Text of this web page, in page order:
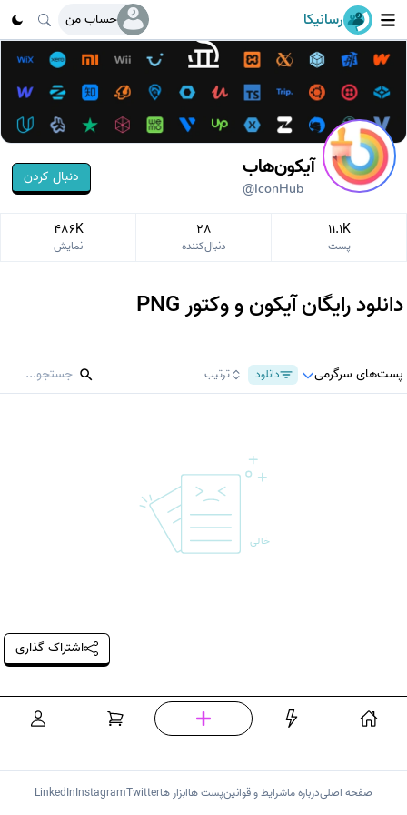
رسانیکا حساب من
آیکون‌هاب
@IconHub
دنبال کردن
11.1K
پست
28
دنبال‌کننده
486K
نمایش
دانلود رایگان آیکون و وکتور PNG
پست‌های سرگرمی دانلود ترتیب
خالی
اشتراک گذاری
صفحه اصلیدرباره ماشرایط و قوانینپست هاابزار هاTwitter
Instagram
LinkedIn